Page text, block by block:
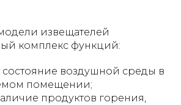
извещателей
комплекс функций:
состояние воздушной среды в
помещении;
продуктов горения,